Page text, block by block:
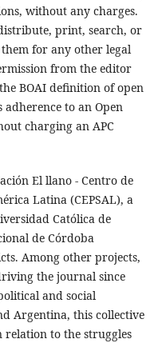
without any charges.
print, search, or
for any other legal
from the editor
BOAI definition of open
to an Open
charging an APC
El llano - Centro de
Latina (CEPSAL), a
Católica de
de Córdoba
Among other projects,
the journal since
and social
Argentina, this collective
relation to the struggles